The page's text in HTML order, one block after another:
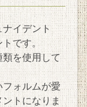
イデント
です。
類を使用して
ォルムが愛
トになりま